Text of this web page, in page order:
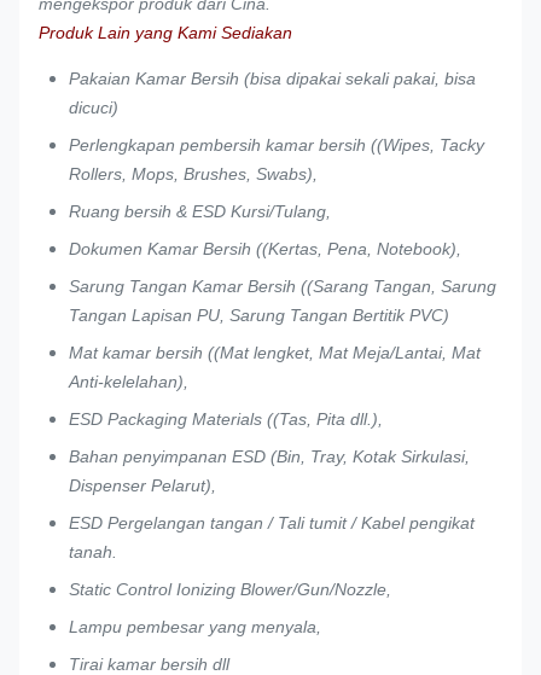
anyaman
0612
Tisu
non-
anyaman
55%
dan 45%
g/m2
Produk Lain yang Kami Sediakan
Pakaian Kamar Bersih (bisa dipakai sekali pakai, bisa
dicuci)
Perlengkapan pembersih kamar bersih ((Wipes, Tacky
Rollers, Mops, Brushes, Swabs),
Ruang bersih & ESD Kursi/Tulang,
Dokumen Kamar Bersih ((Kertas, Pena, Notebook),
Sarung Tangan Kamar Bersih ((Sarang Tangan, Sarung
Tangan Lapisan PU, Sarung Tangan Bertitik PVC)
Mat kamar bersih ((Mat lengket, Mat Meja/Lantai, Mat
Anti-kelelahan),
ESD Packaging Materials ((Tas, Pita dll.),
Bahan penyimpanan ESD (Bin, Tray, Kotak Sirkulasi,
Dispenser Pelarut),
ESD Pergelangan tangan / Tali tumit / Kabel pengikat
tanah.
Static Control Ionizing Blower/Gun/Nozzle,
Lampu pembesar yang menyala,
Tirai kamar bersih dll